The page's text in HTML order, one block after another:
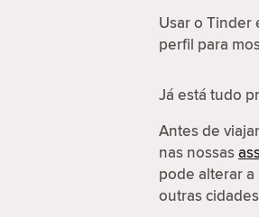
Usar o Tinder
perfil para
Já está tudo
Antes de
nas nossas
pode alterar a
outras